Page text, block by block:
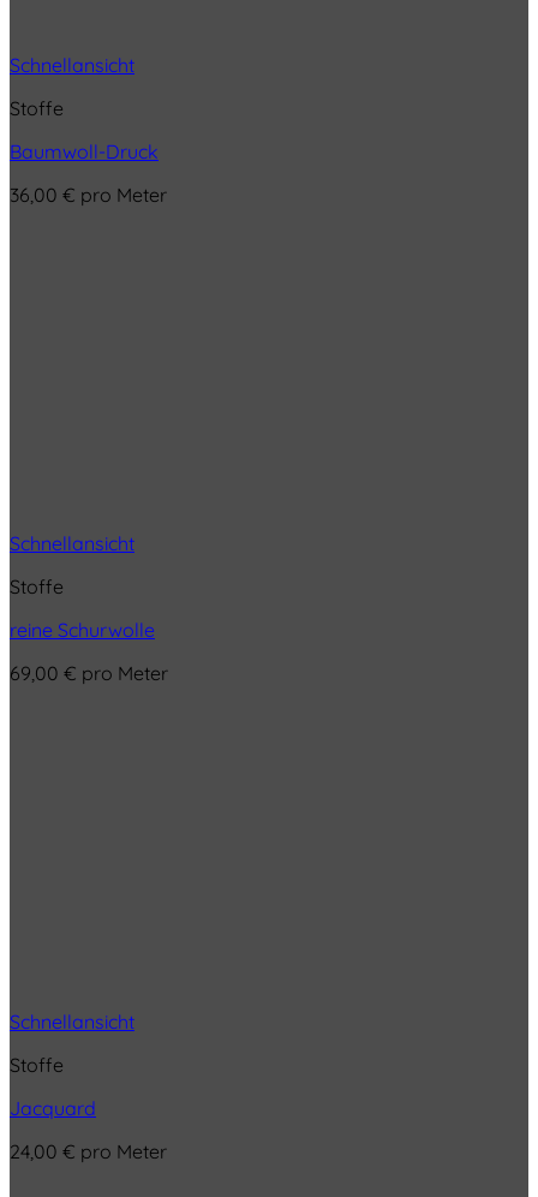
Schnellansicht
Stoffe
Baumwoll-Druck
36,00 € pro Meter
Schnellansicht
Stoffe
reine Schurwolle
69,00 € pro Meter
Schnellansicht
Stoffe
Jacquard
24,00 € pro Meter